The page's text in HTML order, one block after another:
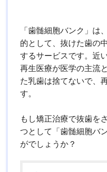
「歯髄細胞バンク」は
的として、抜けた歯の
するサービスです。近
再生医療が医学の主流
た乳歯は捨てないで、
す。
もし矯正治療で抜歯を
つとして「歯髄細胞バ
がでしょうか？